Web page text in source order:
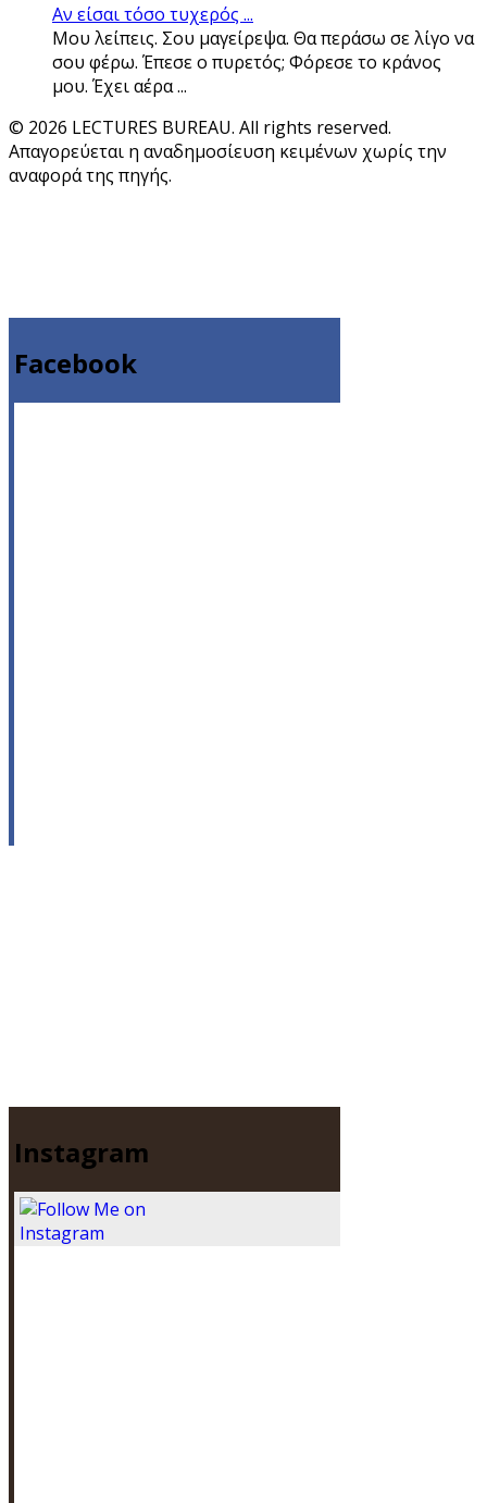
Αν είσαι τόσο τυχερός ...
Μου λείπεις. Σου μαγείρεψα. Θα περάσω σε λίγο να
σου φέρω. Έπεσε ο πυρετός; Φόρεσε το κράνος
μου. Έχει αέρα ...
© 2026 LECTURES BUREAU. All rights reserved.
Απαγορεύεται η αναδημοσίευση κειμένων χωρίς την
αναφορά της πηγής.
Facebook
Instagram